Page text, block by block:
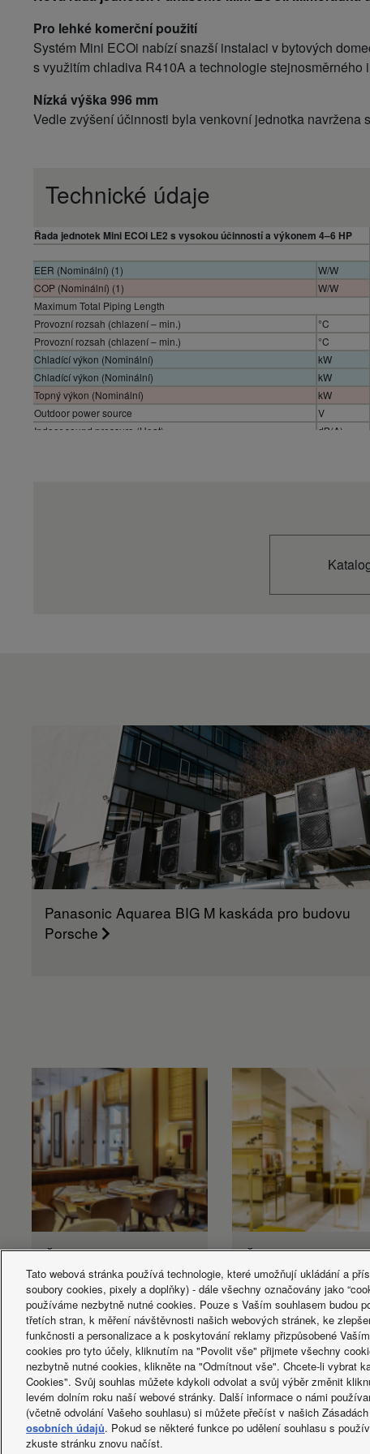
Pro lehké komerční použití
Systém Mini ECOi nabízí snazší instalaci v bytových
s využitím chladiva R410A a technologie stejnosměrného
Nízká výška 996 mm
Vedle zvýšení účinnosti byla venkovní jednotka navržena
Technické údaje
Řada jednotek Mini ECOi LE2 s vysokou účinností a výkonem 4–6 HP
EER (Nominální) (1) W/W
COP (Nominální) (1)
W/W
Maximum Total Piping Length
Provozní rozsah (chlazení – min.)
°C
Provozní rozsah (chlazení – min.)
°C
Chladící výkon (Nominální)
kW
Chladící výkon (Nominální)
kW
Topný výkon (Nominální)
kW
Outdoor power source
V
Indoor sound pressure (Heat)
dB(A)
Panasonic Aquarea BIG M kaskáda pro budovu
Porsche
Řešení pro restaurace.
Řešení pro
maloobchod
Facebook Instagram Youtube
LinkedIn
O NÁS
Kontakt Mapa stránek Podmínky využití
Copyright © 2026 Panasonic Marketing Europe GmbH všechna
Tato webová stránka používá technologie, které umožňují ukládání a
soubory cookies, pixely a doplňky) - dále všechny označovány jako
používáme nezbytně nutné cookies. Pouze s Vaším souhlasem budou
třetích stran, k měření návštěvnosti našich webových stránek, ke
funkčnosti a personalizace a k poskytování reklamy přizpůsobené
cookies pro tyto účely, kliknutím na "Povolit vše" přijmete všechny
nezbytně nutné cookies, klikněte na "Odmítnout vše". Chcete-li vybrat
Cookies". Svůj souhlas můžete kdykoli odvolat a svůj výběr změnit
levém dolním roku naší webové stránky. Další informace o námi
(včetně odvolání Vašeho souhlasu) si můžete přečíst v našich
osobních údajů. Pokud se některé funkce po udělení souhlasu s
zkuste stránku znovu načíst.